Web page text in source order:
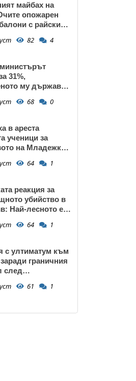
майбах на
опожарен
с райски
82 4
31%,
му държавно
вика дръжте
68 0
в ареста
ученици за
на Младежкия
се с него и го
64 1
реакция за
убийство в
Най-лесното е
"Това са
64 1
с ултиматум към
граничния
след
61 1